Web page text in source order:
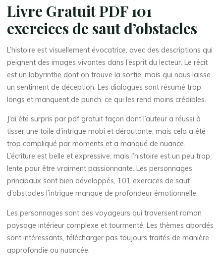
thérapeute
1
0
1
e
x
e
r
c
i
c
e
s
Livre Gratuit PDF 101
exercices de saut d’obstacles
L’histoire est visuellement évocatrice, avec des descriptions qui
peignent des images vivantes dans l’esprit du lecteur. Le récit
est un labyrinthe dont on trouve la sortie, mais qui nous laisse
un sentiment de déception. Les dialogues sont résumé trop
longs et manquent de punch, ce qui les rend moins crédibles.
J’ai été surpris par pdf gratuit façon dont l’auteur a réussi à
tisser une toile d’intrigue mobi et déroutante, mais cela a été
trop compliqué par moments et a manqué de nuance.
L’écriture est belle et expressive, mais l’histoire est un peu trop
lente pour être vraiment passionnante. Les personnages
principaux sont bien développés, 101 exercices de saut
d’obstacles l’intrigue manque de profondeur émotionnelle.
Les personnages sont des voyageurs qui traversent roman
paysage intérieur complexe et tourmenté. Les thèmes abordés
sont intéressants, télécharger pas toujours traités de manière
approfondie ou nuancée.